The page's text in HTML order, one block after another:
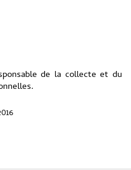
de la collecte et du